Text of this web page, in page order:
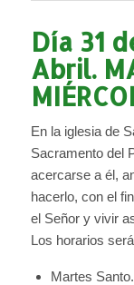
Día 31
Abril.
En la iglesia de
Sacramento del
acercarse a él,
hacerlo, con el
el Señor y vivir
Los horarios
Martes